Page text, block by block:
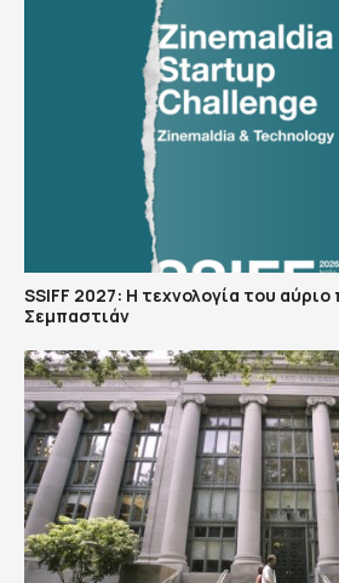
SSIFF 2027: Η τεχνολογία του
Σεμπαστιάν